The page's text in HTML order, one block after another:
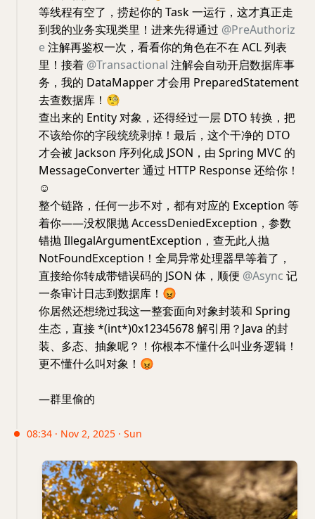
等线程有空了，捞起你的 Task 一运行，这才真正走
到我的业务实现类里！进来先得通过 @PreAuthoriz
e注解再鉴权一次，看看你的角色在不在 ACL 列表
里！接着 @Transactional 注解会自动开启数据库事
务，我的 DataMapper 才会用 PreparedStatement
去查数据库！ 🧐
查出来的 Entity 对象，还得经过一层 DTO 转换，把
不该给你的字段统统剥掉！最后，这个干净的 DTO
才会被 Jackson 序列化成 JSON，由 Spring MVC 的
MessageConverter 通过 HTTP Response 还给你！
☺️
整个链路，任何一步不对，都有对应的 Exception 等
着你——没权限抛 AccessDeniedException，参数
错抛 IllegalArgumentException，查无此人抛
NotFoundException！全局异常处理器早等着了，
直接给你转成带错误码的 JSON 体，顺便 @Async 记
一条审计日志到数据库！ 😡
你居然还想绕过我这一整套面向对象封装和 Spring
生态，直接 *(int*)0x12345678 解引用？Java 的封
装、多态、抽象呢？！你根本不懂什么叫业务逻辑！
更不懂什么叫对象！ 😡
—群里偷的
08:34 · Nov 2, 2025 · Sun